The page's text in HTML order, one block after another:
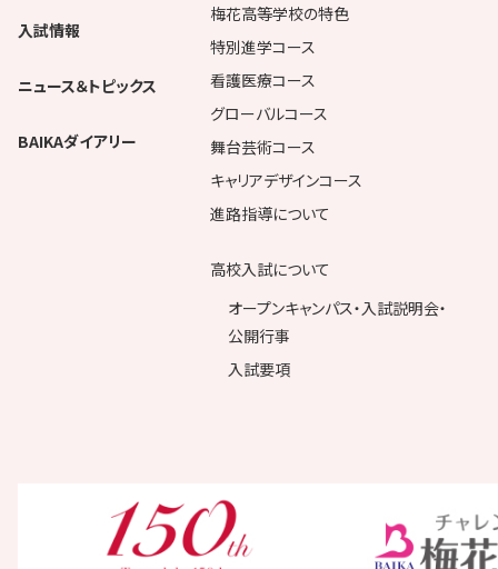
入試情報
ニュース＆トピックス
BAIKAダイアリー
梅花高等学校の特色
特別進学コース
看護医療コース
グローバルコース
舞台芸術コース
キャリアデザインコース
進路指導について
高校入試について
オープンキャンパス・入試説明会・
公開行事
入試要項